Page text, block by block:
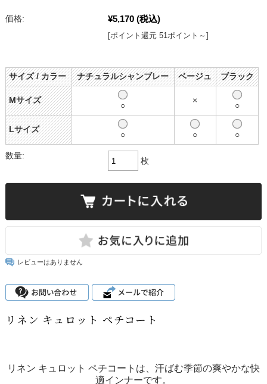
価格: ¥5,170 (税込)
[ポイント還元 51ポイント～]
サイズ / カラー ナチュラルシャンブレー ベージュ ブラック
Mサイズ
○
×
○
Lサイズ
○ ○ ○
数量:
枚
レビューはありません
リネン キュロット ペチコート
リネン キュロット ペチコートは、汗ばむ季節の爽やかな快
適インナーです。